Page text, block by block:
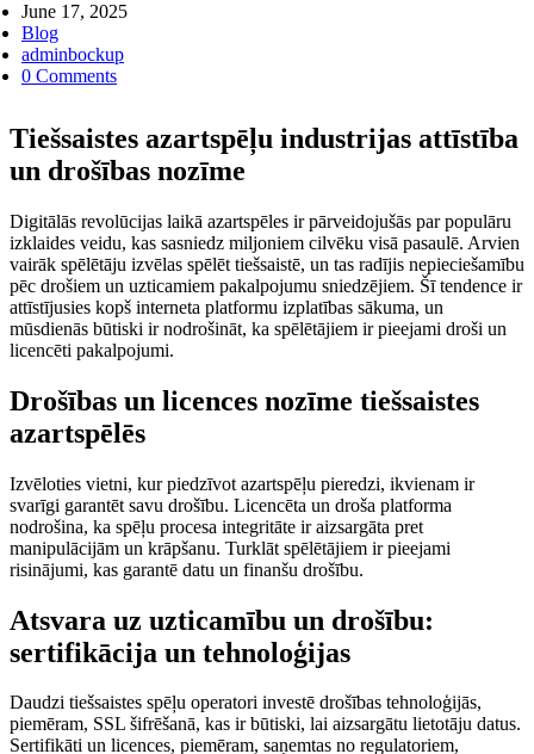
June 17, 2025
Blog
adminbockup
0 Comments
Tiešsaistes azartspēļu industrijas attīstība
un drošības nozīme
Digitālās revolūcijas laikā azartspēles ir pārveidojušās par populāru
izklaides veidu, kas sasniedz miljoniem cilvēku visā pasaulē. Arvien
vairāk spēlētāju izvēlas spēlēt tiešsaistē, un tas radījis nepieciešamību
pēc drošiem un uzticamiem pakalpojumu sniedzējiem. Šī tendence ir
attīstījusies kopš interneta platformu izplatības sākuma, un
mūsdienās būtiski ir nodrošināt, ka spēlētājiem ir pieejami droši un
licencēti pakalpojumi.
Drošības un licences nozīme tiešsaistes
azartspēlēs
Izvēloties vietni, kur piedzīvot azartspēļu pieredzi, ikvienam ir
svarīgi garantēt savu drošību. Licencēta un droša platforma
nodrošina, ka spēļu procesa integritāte ir aizsargāta pret
manipulācijām un krāpšanu. Turklāt spēlētājiem ir pieejami
risinājumi, kas garantē datu un finanšu drošību.
Atsvara uz uzticamību un drošību:
sertifikācija un tehnoloģijas
Daudzi tiešsaistes spēļu operatori investē drošības tehnoloģijās,
piemēram, SSL šifrēšanā, kas ir būtiski, lai aizsargātu lietotāju datus.
Sertifikāti un licences, piemēram, saņemtas no regulatoriem,